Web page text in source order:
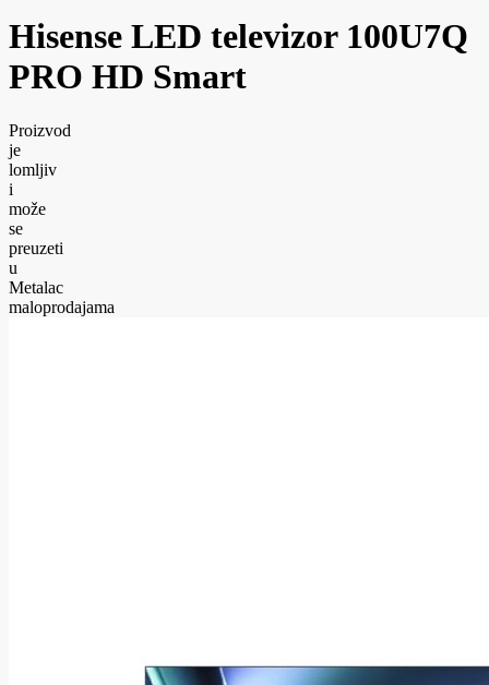
Hisense LED televizor 100U7Q
PRO HD Smart
Proizvod
je
lomljiv
i
može
se
preuzeti
u
Metalac
maloprodajama